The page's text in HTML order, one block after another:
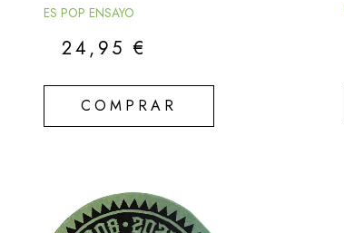
ES POP ENSAYO
24,95€
COMPRAR